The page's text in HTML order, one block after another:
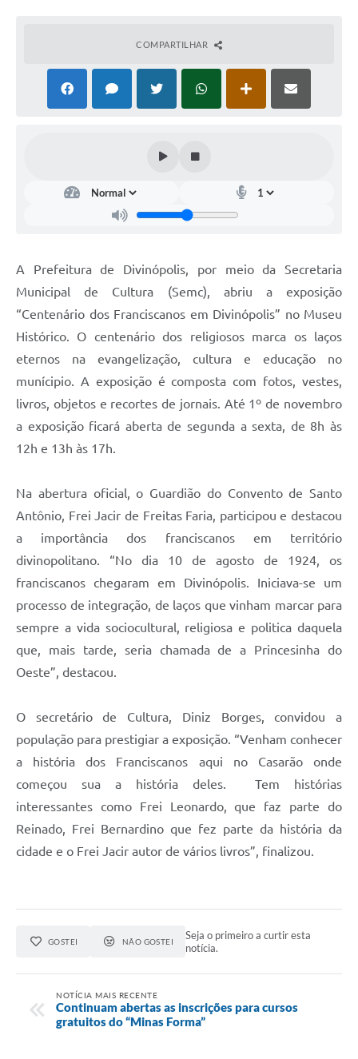
COMPARTILHAR
A Prefeitura de Divinópolis, por meio da Secretaria
Municipal de Cultura (Semc), abriu a exposição
“Centenário dos Franciscanos em Divinópolis” no Museu
Histórico. O centenário dos religiosos marca os laços
eternos na evangelização, cultura e educação no
munícipio. A exposição é composta com fotos, vestes,
livros, objetos e recortes de jornais. Até 1º de novembro
a exposição ficará aberta de segunda a sexta, de 8h às
12h e 13h às 17h.
Na abertura oficial, o Guardião do Convento de Santo
Antônio, Frei Jacir de Freitas Faria, participou e destacou
a importância dos franciscanos em território
divinopolitano. “No dia 10 de agosto de 1924, os
franciscanos chegaram em Divinópolis. Iniciava-se um
processo de integração, de laços que vinham marcar para
sempre a vida sociocultural, religiosa e politica daquela
que, mais tarde, seria chamada de a Princesinha do
Oeste”, destacou.
O secretário de Cultura, Diniz Borges, convidou a
população para prestigiar a exposição. “Venham conhecer
a história dos Franciscanos aqui no Casarão onde
começou sua a história deles. Tem histórias
interessantes como Frei Leonardo, que faz parte do
Reinado, Frei Bernardino que fez parte da história da
cidade e o Frei Jacir autor de vários livros”, finalizou.
GOSTEI NÃO GOSTEI
Seja o primeiro a curtir esta
notícia.
NOTÍCIA MAIS RECENTE
Continuam abertas as inscrições para cursos
gratuitos do “Minas Forma”